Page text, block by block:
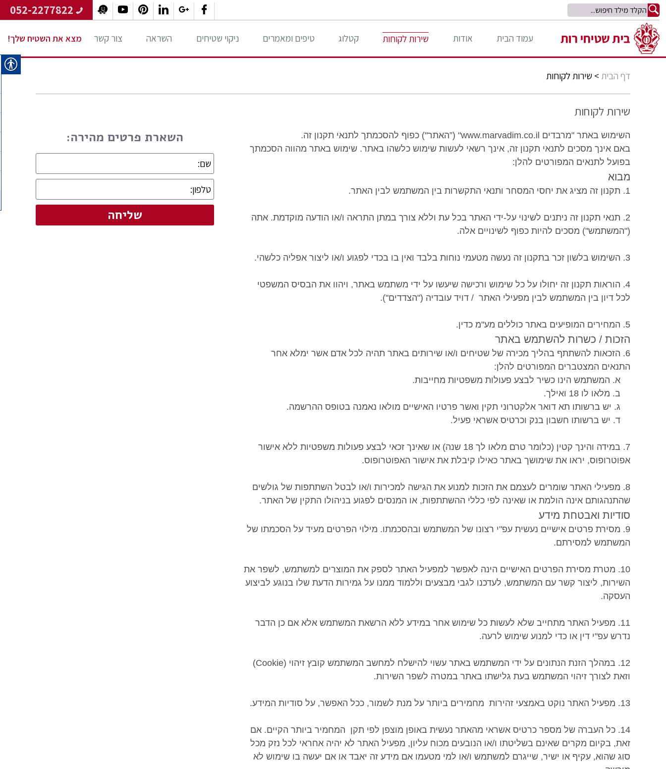
עמוד הבית אודות שירות לקוחות קטלוג טיפים ומאמרים ניקוי שטיחים השראה צור קשר מצא את השטיח שלך!
דף הבית > שירות לקוחות
שירות לקוחות
השימוש באתר "מרבדים www.marvadim.co.il" (”האתר") כפוף להסכמתך לתנאי תקנון זה.
באם אינך מסכים לתנאי תקנון זה, אינך רשאי לעשות שימוש כלשהו באתר. שימוש באתר מהווה הסכמתך
בפועל לתנאים המפורטים להלן:
מבוא
1. תקנון זה מציג את יחסי המסחר ותנאי התקשרות בין המשתמש לבין האתר.
2. תנאי תקנון זה ניתנים לשינוי על-ידי האתר בכל עת וללא צורך במתן התראה ו/או הודעה מוקדמת. אתה
("המשתמש") מסכים להיות כפוף לשינויים אלה.
3. השימוש בלשון זכר בתקנון זה נעשה מטעמי נוחות בלבד ואין בו בכדי לפגוע ו/או ליצור אפליה כלשהי.
4. הוראות תקנון זה יחולו על כל שימוש ורכישה שיעשו על ידי משתמש באתר, ויהוו את הבסיס המשפטי
לכל דיון בין המשתמש לבין מפעילי האתר / דויד עובדיה ("הצדדים").
5. המחירים המופיעים באתר כוללים מע"מ כדין.
הזכות / כשרות להשתמש באתר
6. הזכאות להשתתף בהליך מכירה של שטיחים ו/או שירותים באתר תהיה לכל אדם אשר ימלא אחר
התנאים המצטברים המפורטים להלן:
א. המשתמש הינו כשיר לבצע פעולות משפטיות מחייבות.
ב. מלאו לו 18 ואילך.
ג. יש ברשותו תא דואר אלקטרוני תקין ואשר פרטיו האישיים מולאו נאמנה בטופס ההרשמה.
ד. יש ברשותו חשבון בנק וכרטיס אשראי פעיל.
7. במידה והינך קטין (כלומר טרם מלאו לך 18 שנה) או שאינך זכאי לבצע פעולות משפטיות ללא אישור
אפוטרופוס, יראו את שימושך באתר כאילו קיבלת את אישור האפוטרופוס.
8. מפעילי האתר שומרים לעצמם את הזכות למנוע את הגישה למכירות ו/או לבטל השתתפות של גולשים
שהתנהגותם אינה הולמת או שאינה לפי כללי ההשתתפות, או המנסים לפגוע בניהולו התקין של האתר.
סודיות ואבטחת מידע
9. מסירת פרטים אישיים נעשית עפ"י רצונו של המשתמש ובהסכמתו. מילוי הפרטים מעיד על הסכמתו של
המשתמש למסירתם.
10. מטרת מסירת הפרטים האישיים הינה לאפשר למפעיל האתר לספק את המוצרים למשתמש, לשפר את
השירות, ליצור קשר עם המשתמש, לעדכנו לגבי מבצעים וללמוד ממנו על גמירות הדעת שלו בנוגע לביצוע
העסקה.
11. מפעיל האתר מתחייב שלא לעשות כל שימוש אחר במידע ללא הרשאת המשתמש אלא אם כן הדבר
נדרש עפ"י דין או כדי למנוע שימוש לרעה.
12. במהלך הזנת הנתונים על ידי המשתמש באתר עשוי להישלח למחשב המשתמש קובץ זיהוי (Cookie)
וזאת לצורך זיהוי המשתמש בעת גלישתו באתר במטרה לשפר השירות.
13. מפעיל האתר נוקט באמצעי זהירות מחמירים ביותר על מנת לשמור, ככל האפשר, על סודיות המידע.
14. כל העברה של מספר כרטיס אשראי מהאתר נעשית באופן מוצפן לפי תקן המחמיר ביותר הקיים. אם
זאת, בקיום מקרים שאינם בשליטתו ו/או הנובעים מכוח עליון, מפעיל האתר לא יהיה אחראי לכל נזק מכל
סוג שהוא, עקיף או ישיר, שייגרם למשתמש ו/או למי מטעמו אם מידע זה יאבד או אם יעשה בו שימוש לא
השארת פרטים מהירה: